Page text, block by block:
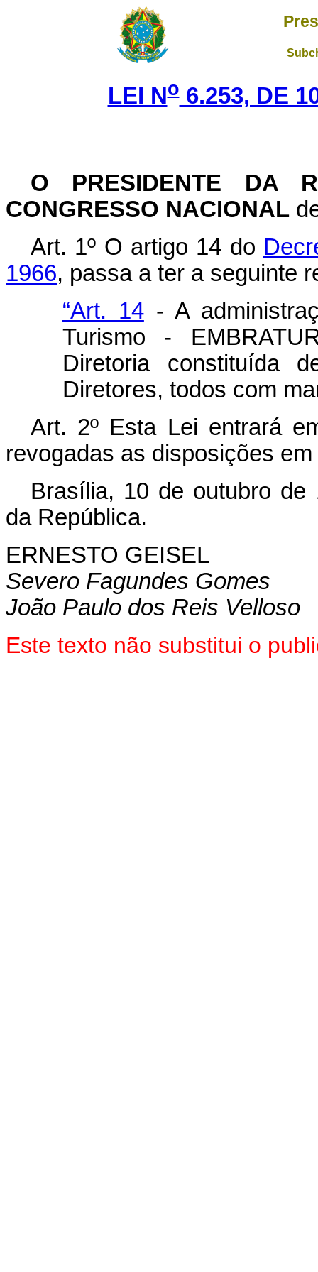
LEI No6.253, DE
O
PRESIDENTE DA
CONGRESSO NACIONAL
Art. 1º O artigo 14 do
1966, passa a ter a seguinte
“Art. 14- A
Turismo -
Diretoria constituída
Diretores, todos com
Art. 2º Esta Lei entrará
revogadas as disposições
Brasília, 10 de outubro de
da República.
ERNESTO GEISEL
Severo Fagundes Gomes
João Paulo dos Reis Velloso
Este texto não substitui o